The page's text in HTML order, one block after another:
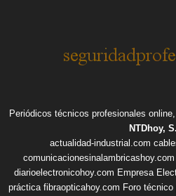
Periódicos técnicos profesionales
NTDhoy,
actualidad-industrial.com
comunicacionesinalambricashoy.com
diarioelectronicohoy.com Empresa
práctica fibraopticahoy.com Foro